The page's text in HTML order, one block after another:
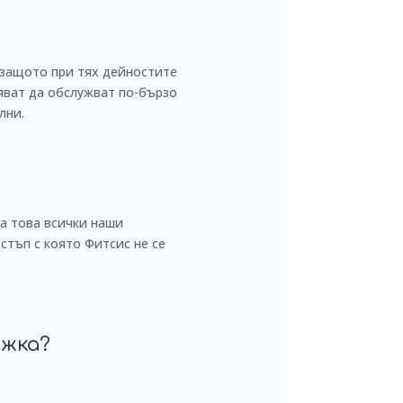
при тях дейностите
да обслужват по-бързо
това всички наши
с която Фитсис не се